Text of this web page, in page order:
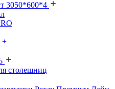
3050*600*4
+
столешниц